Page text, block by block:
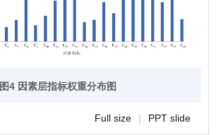
图4 因素层指标权重分布图
Full size | PPT slide